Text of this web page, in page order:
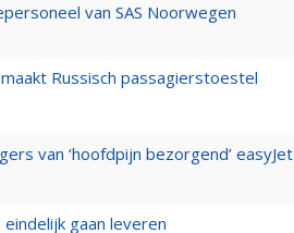
van SAS Noorwegen
Russisch passagierstoestel
van ‘hoofdpijn bezorgend’ easyJet
gaan leveren